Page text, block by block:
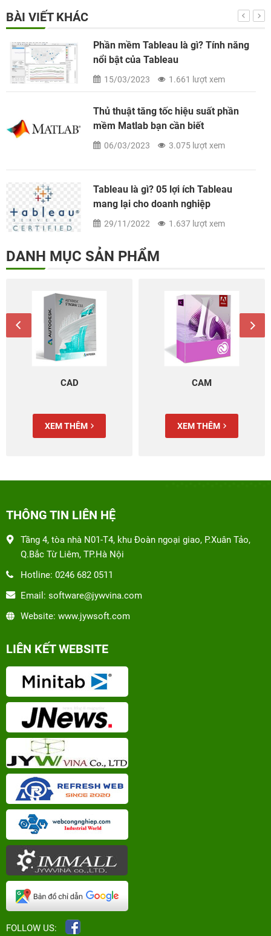
BÀI VIẾT KHÁC
Phần mềm Tableau là gì? Tính năng
nổi bật của Tableau
15/03/2023 1.661 lượt xem
Thủ thuật tăng tốc hiệu suất phần
mềm Matlab bạn cần biết
06/03/2023 3.075 lượt xem
Tableau là gì? 05 lợi ích Tableau
mang lại cho doanh nghiệp
29/11/2022 1.637 lượt xem
DANH MỤC SẢN PHẨM
CAD
XEM THÊM
CAM
XEM THÊM
THÔNG TIN LIÊN HỆ
Tầng 4, tòa nhà N01-T4, khu Đoàn ngoại giao, P.Xuân Tảo,
Q.Bắc Từ Liêm, TP.Hà Nội
Hotline: 0246 682 0511
Email: software@jywvina.com
Website: www.jywsoft.com
LIÊN KẾT WEBSITE
FOLLOW US: